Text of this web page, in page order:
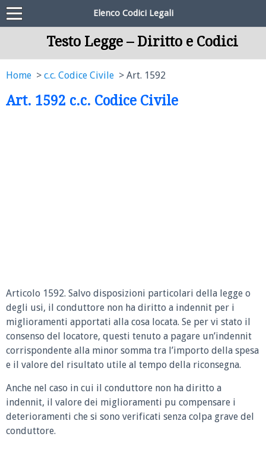
Elenco Codici Legali
Testo Legge – Diritto e Codici
Home c.c. Codice Civile Art. 1592
Art. 1592 c.c. Codice Civile
Articolo 1592. Salvo disposizioni particolari della legge o
degli usi, il conduttore non ha diritto a indennit per i
miglioramenti apportati alla cosa locata. Se per vi stato il
consenso del locatore, questi tenuto a pagare un’indennit
corrispondente alla minor somma tra l’importo della spesa
e il valore del risultato utile al tempo della riconsegna.
Anche nel caso in cui il conduttore non ha diritto a
indennit, il valore dei miglioramenti pu compensare i
deterioramenti che si sono verificati senza colpa grave del
conduttore.